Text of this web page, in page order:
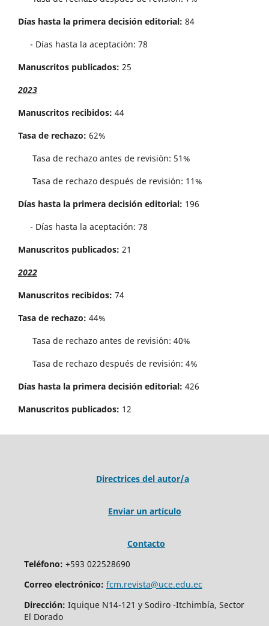
Días hasta la primera decisión editorial: 84
- Días hasta la aceptación: 78
Manuscritos publicados: 25
2023
Manuscritos recibidos: 44
Tasa de rechazo: 62%
Tasa de rechazo antes de revisi´on: 51%
Tasa de rechazo después de revisión: 11%
Días hasta la primera decisión editorial: 196
- Días hasta la aceptación: 78
Manuscritos publicados: 21
2022
Manuscritos recibidos: 74
Tasa de rechazo: 44%
Tasa de rechazo antes de revisi´on: 40%
Tasa de rechazo después de revisión: 4%
Días hasta la primera decisión editorial: 426
Manuscritos publicados: 12
Directrices del autor/a
Enviar un artículo
Contacto
Teléfono: +593 022528690
Correo electrónico: fcm.revista@uce.edu.ec
Dirección: Iquique N14-121 y Sodiro -Itchimbía, Sector
El Dorado